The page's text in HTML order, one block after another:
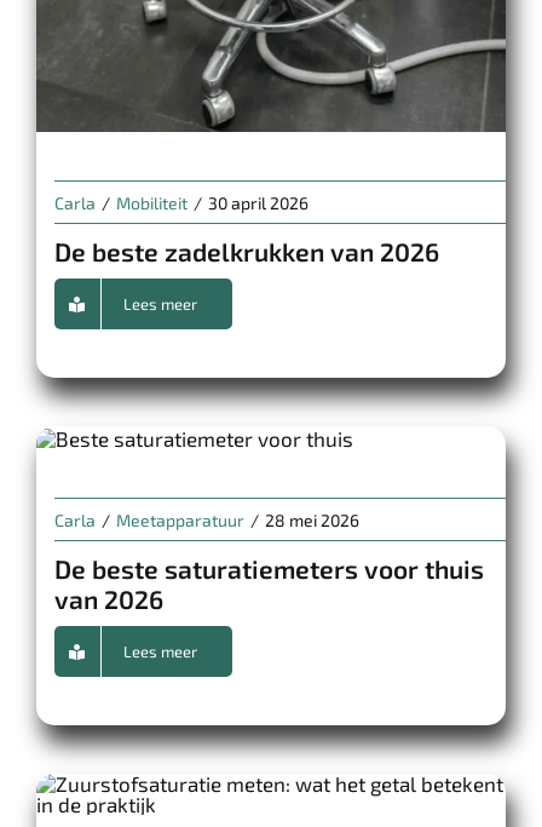
Carla / Mobiliteit / 30 april 2026
De beste zadelkrukken van 2026
Lees meer
Carla / Meetapparatuur / 28 mei 2026
De beste saturatiemeters voor thuis
van 2026
Lees meer